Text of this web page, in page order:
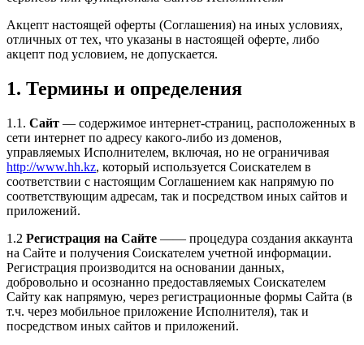
Акцепт настоящей оферты (Соглашения) на иных условиях,
отличных от тех, что указаны в настоящей оферте, либо
акцепт под условием, не допускается.
1. Термины и определения
1.1. Сайт — содержимое интернет-страниц, расположенных в
сети интернет по адресу какого-либо из доменов,
управляемых Исполнителем, включая, но не ограничивая
http://www.hh.kz, который используется Соискателем в
соответствии с настоящим Соглашением как напрямую по
соответствующим адресам, так и посредством иных сайтов и
приложений.
1.2 Регистрация на Сайте —— процедура создания аккаунта
на Сайте и получения Соискателем учетной информации.
Регистрация производится на основании данных,
добровольно и осознанно предоставляемых Соискателем
Сайту как напрямую, через регистрационные формы Сайта (в
т.ч. через мобильное приложение Исполнителя), так и
посредством иных сайтов и приложений.